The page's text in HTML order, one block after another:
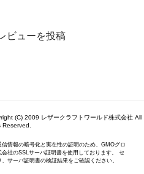
ビューを投稿
(C) 2009 レザークラフトワールド株式会社 All
Reserved.
信情報の暗号化と実在性の証明のため、GMOグロ
会社のSSLサーバ証明書を使用しております。 セ
サーバ証明書の検証結果をご確認ください。